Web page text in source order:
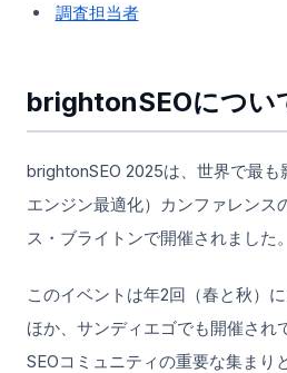
調査担当者
brightonSEOについ
brightonSEO 2025は、世界で最も
エンジン最適化）カンファレンス
ス・ブライトンで開催されました。
このイベントは年2回（春と秋）
ほか、サンディエゴでも開催され
SEOコミュニティの重要な集まり